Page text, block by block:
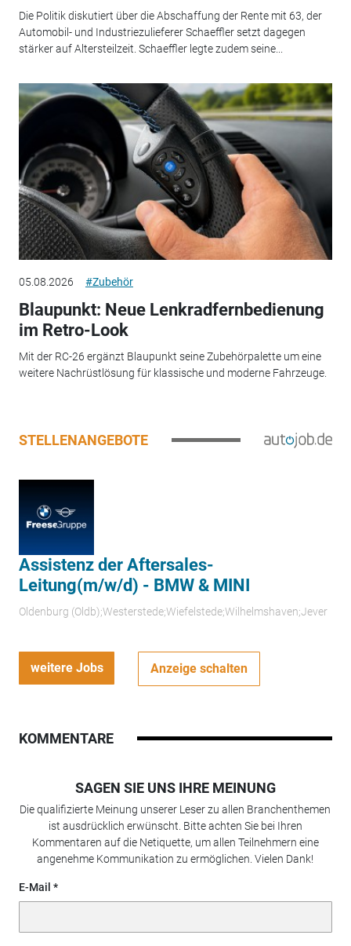
Die Politik diskutiert über die Abschaffung der Rente mit 63, der
Automobil- und Industriezulieferer Schaeffler setzt dagegen
stärker auf Altersteilzeit. Schaeffler legte zudem seine...
05.08.2026 #Zubehör
Blaupunkt: Neue Lenkradfernbedienung
im Retro-Look
Mit der RC-26 ergänzt Blaupunkt seine Zubehörpalette um eine
weitere Nachrüstlösung für klassische und moderne Fahrzeuge.
STELLENANGEBOTE
Assistenz der Aftersales-
Leitung(m/w/d) - BMW & MINI
Oldenburg (Oldb);Westerstede;Wiefelstede;Wilhelmshaven;Jever
weitere Jobs Anzeige schalten
KOMMENTARE
SAGEN SIE UNS IHRE MEINUNG
Die qualifizierte Meinung unserer Leser zu allen Branchenthemen
ist ausdrücklich erwünscht. Bitte achten Sie bei Ihren
Kommentaren auf die Netiquette, um allen Teilnehmern eine
angenehme Kommunikation zu ermöglichen. Vielen Dank!
E-Mail